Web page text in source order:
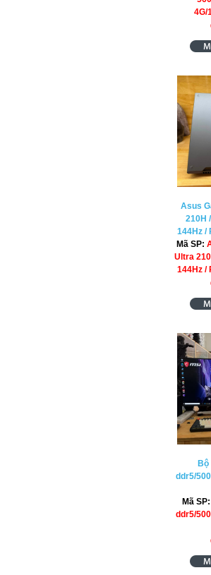
4G/
Asus
210H
144Hz /
Mã SP:
Ultra
144Hz /
ddr5/
Mã SP:
ddr5/